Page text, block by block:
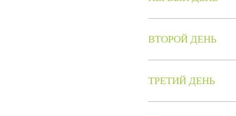
ВТОРОЙ ДЕНЬ
ТРЕТИЙ ДЕНЬ